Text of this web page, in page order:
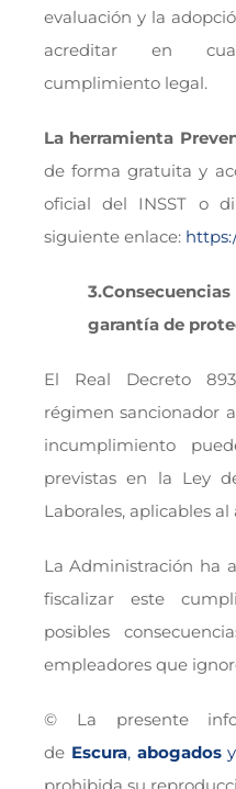
evaluación y la
acreditar en
cumplimiento legal.
La herramienta
de forma gratuita y
oficial del INSST o
siguiente enlace:
garantía de
El Real Decreto
régimen sancionador
incumplimiento
previstas en la Ley
Laborales, aplicables
La Administración ha
fiscalizar este
posibles
empleadores que
© La presente
de Escura, abogados